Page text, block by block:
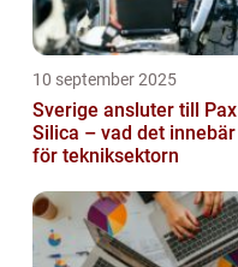
10 september 2025
Sverige ansluter till Pax
Silica – vad det innebär
för tekniksektorn